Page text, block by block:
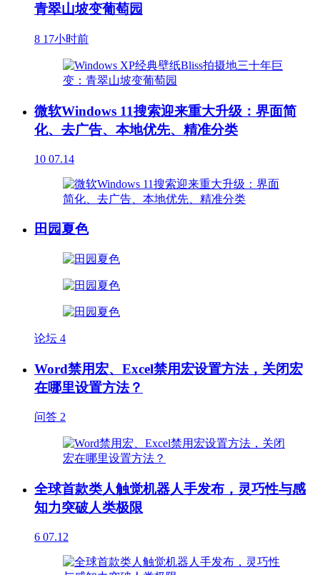
青翠山坡变葡萄园
8 17小时前
微软Windows 11搜索迎来重大升级：界面简
化、去广告、本地优先、精准分类
10 07.14
田园夏色
论坛 4
Word禁用宏、Excel禁用宏设置方法，关闭宏
在哪里设置方法？
问答 2
全球首款类人触觉机器人手发布，灵巧性与感
知力突破人类极限
6 07.12